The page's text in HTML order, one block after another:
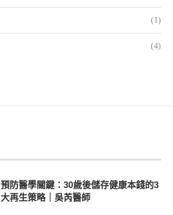
(1)
(4)
預防醫學關鍵：30歲後儲存健康本錢的3
大再生策略｜吳芮醫師